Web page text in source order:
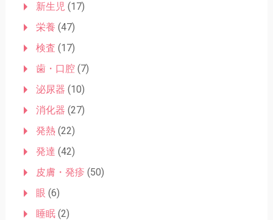
新生児 (17)
栄養 (47)
検査 (17)
歯・口腔(7)
泌尿器 (10)
消化器 (27)
発熱(22)
発達 (42)
皮膚・発疹 (50)
眼 (6)
睡眠(2)